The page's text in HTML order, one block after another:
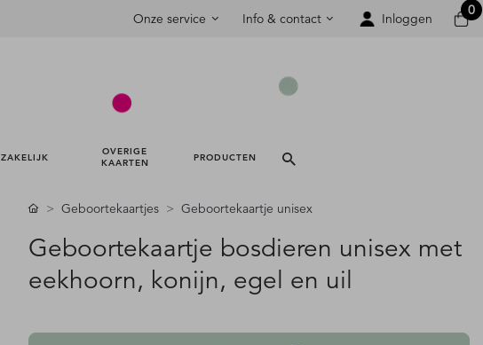
Onze service Info & contact Inloggen
0
ZAKELIJK
OVERIGE
KAARTEN
PRODUCTEN
Geboortekaartjes Geboortekaartje unisex
Geboortekaartje bosdieren unisex met
eekhoorn, konijn, egel en uil